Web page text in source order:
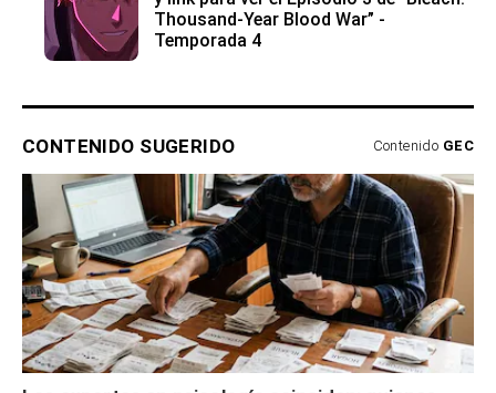
Thousand-Year Blood War” -
Temporada 4
CONTENIDO SUGERIDO Contenido GEC